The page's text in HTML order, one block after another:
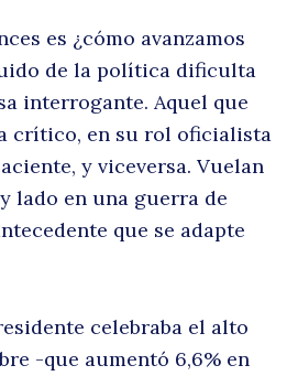
es ¿cómo avanzamos
de la política dificulta
interrogante. Aquel que
crítico, en su rol oficialista
y viceversa. Vuelan
lado en una guerra de
que se adapte
celebraba el alto
-que aumentó 6,6% en